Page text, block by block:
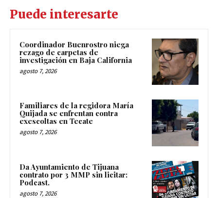
Puede interesarte
Coordinador Buenrostro niega
rezago de carpetas de
investigación en Baja California
agosto 7, 2026
Familiares de la regidora María
Quijada se enfrentan contra
exescoltas en Tecate
agosto 7, 2026
Da Ayuntamiento de Tijuana
contrato por 3 MMP sin licitar:
Podcast.
agosto 7, 2026